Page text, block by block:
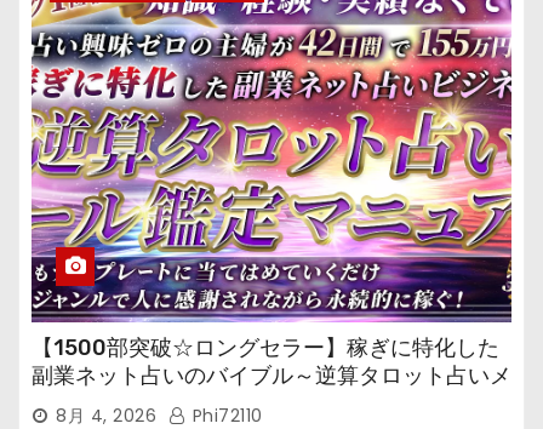
【1500部突破☆ロングセラー】稼ぎに特化した
副業ネット占いのバイブル～逆算タロット占いメ
ール鑑定マニュアル～
8月 4, 2026 Phi72110